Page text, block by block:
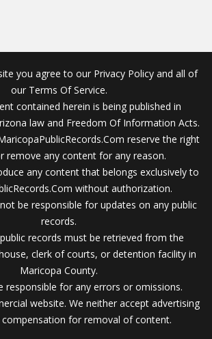
you agree to our Privacy Policy and all of
our Terms Of Service.
contained herein is being published in
law and Freedom Of Information Acts.
reserve the right
remove any content for any reason.
any content that belongs exclusively to
without authorization.
be responsible for updates on any public
records.
records must be retrieved from the
clerk of courts, or detention facility in
Maricopa County.
responsible for any errors or omissions.
website. We neither accept advertising
for removal of content.